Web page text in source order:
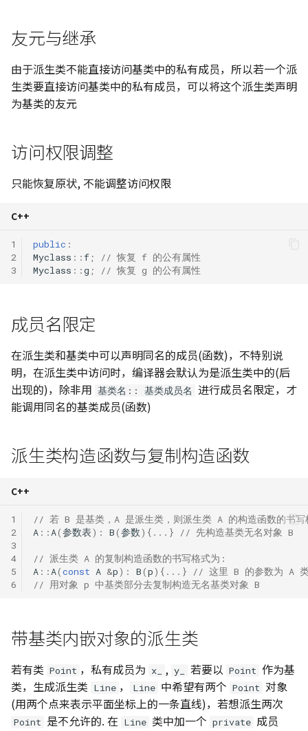
1035/1143. 不相交的线/
友元与继承
由于派生类不能直接访问基类中的私有成员，所以若一个派
生类要直接访问基类中的私有成员，可以将这个派生类声明
为基类的友元
访问权限调整
只能恢复原状, 不能调整访问权限
C++
1
2
3
public :
Myclass ::f ;
// 恢复 f 的公有属性
Myclass ::g ; // 恢复 g 的公有属性
成员名限定
在派生类和基类中可以声明同名的成员(函数)，不特别说
明，在派生类中访问时，编译器会默认为是派生类中的(后
出现的)，除非用 基类名:: 基类成员名 进行成员名限定，才
能调用同名的基类成员(函数)
派生类构造函数与复制构造函数
C++
1
2
3
4
5
6
// 若 B 是基类，A 是派生类，则派生类 A 的构造函数的书
A :: A(参数表) : B(参数){...} // 先构造基类无名对象 B
// 派生类 A 的复制构造函数的书写格式为:
A :: A(const A &p) : B(p){...}
// 这里 B 的参数为 A
// 用对象 p 中基类部分去复制构造无名基类对象 B
带基类内嵌对象的派生类
若有类 Point ，私有成员为 x_ , y_ 若要以 Point 作为基
类，生成派生类 Line ， Line 中希望有两个 Point 对象
(用两个点来表示平面坐标上的一条直线)，若想派生两次
Point 是不允许的. 在 Line 类中加一个 private 成员